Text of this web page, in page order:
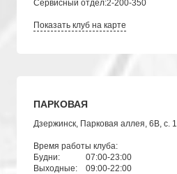
Сервисный отдел:2-200-350
Показать клуб на карте
ПАРКОВАЯ
Дзержинск, Парковая аллея, 6В, с. 1
Время работы клуба:
Будни:
07:00-23:00
Выходные:
09:00-22:00